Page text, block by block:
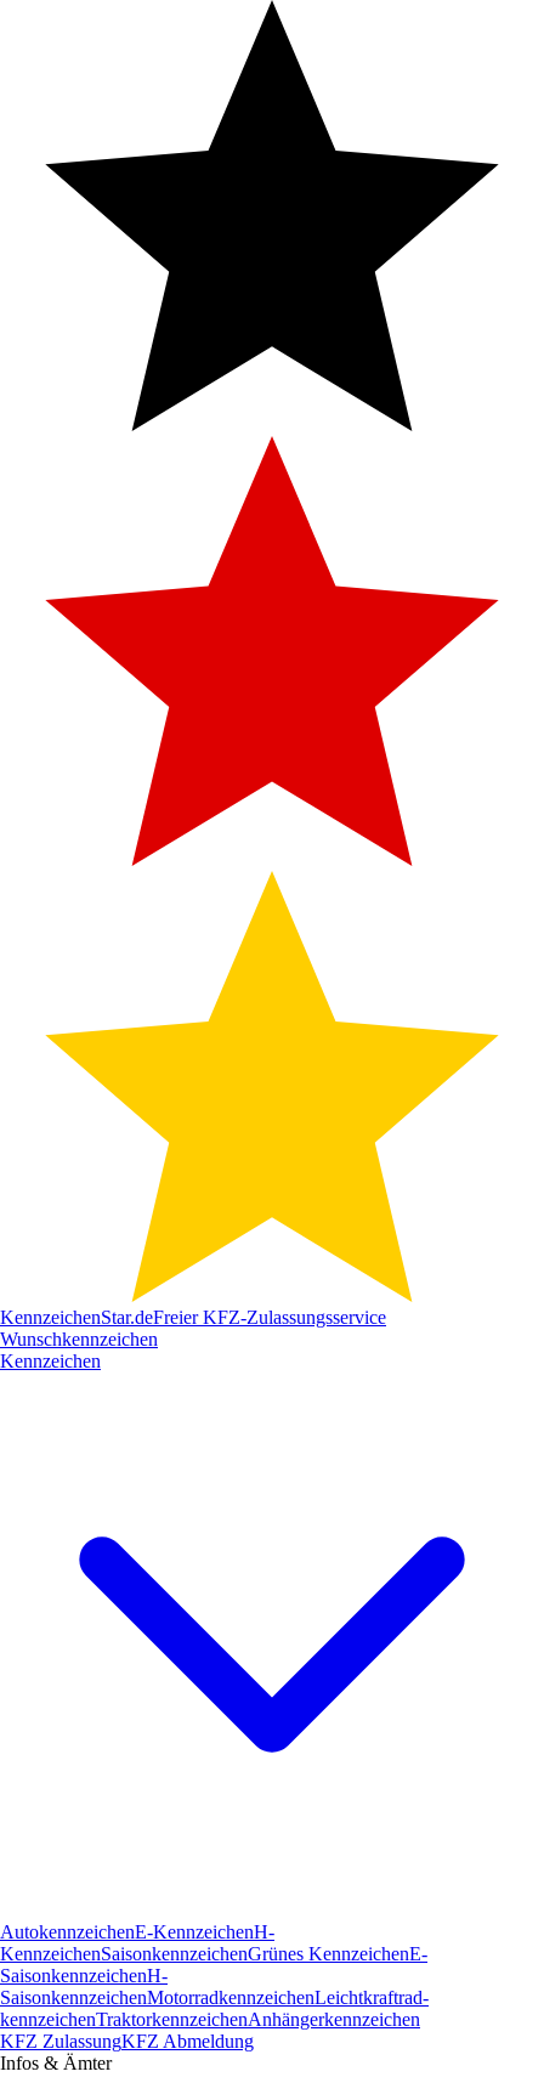
KennzeichenStar.deFreier KFZ-Zulassungsservice
Wunschkennzeichen
Kennzeichen
AutokennzeichenE-KennzeichenH-
KennzeichenSaisonkennzeichenGrünes KennzeichenE-
SaisonkennzeichenH-
SaisonkennzeichenMotorradkennzeichenLeichtkraftrad­
kennzeichenTraktorkennzeichenAnhängerkennzeichen
KFZ ZulassungKFZ Abmeldung
Infos & Ämter